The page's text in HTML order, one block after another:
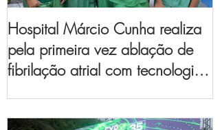
Hospital Márcio Cunha realiza
pela primeira vez ablação de
fibrilação atrial com tecnologia